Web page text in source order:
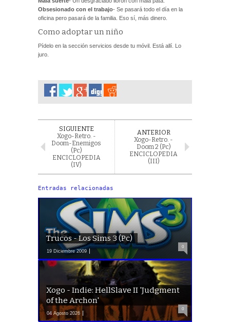
Obsesionado con el trabajo- Se pasará todo el día en la
oficina pero pasará de la familia. Eso sí, más dinero.
Como adoptar un niño
Pídelo en la sección servicios desde tu móvil. Está allí. Lo
juro.
SIGUIENTE
Xogo-Retro. -
Doom-Enemigos
(Pc)
ENCICLOPEDIA
(IV)
ANTERIOR
Xogo-Retro. -
Doom 2 (Pc)
ENCICLOPEDIA
(III)
Entradas relacionadas
Trucos - Los Sims 3 (Pc)
19 Diciembre 2009
0
Xogo - Indie: HellSlave II 'Judgment
of the Archon'
04 Agosto 2026
0